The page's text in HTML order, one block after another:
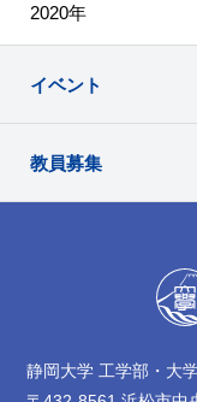
2020年
イベント
教員募集
静岡大学 工学部・大